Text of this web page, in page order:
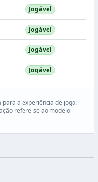
Jogável
Jogável
Jogável
Jogável
a experiência de jogo.
refere-se ao modelo